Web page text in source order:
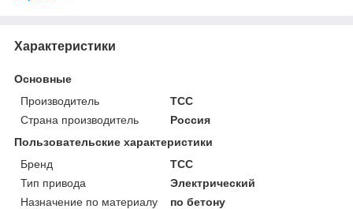
Характеристики
Основные
Производитель
ТСС
Страна производитель
Россия
Пользовательские характеристики
Бренд
ТСС
Тип привода
Электрический
Назначение по материалу
по бетону